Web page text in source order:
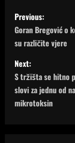
P
o
s
t
n
Previous:
Goran Bregović o
su različite vjere
Next:
S tržišta se hitno
slovi za jednu od
mikrotoksin